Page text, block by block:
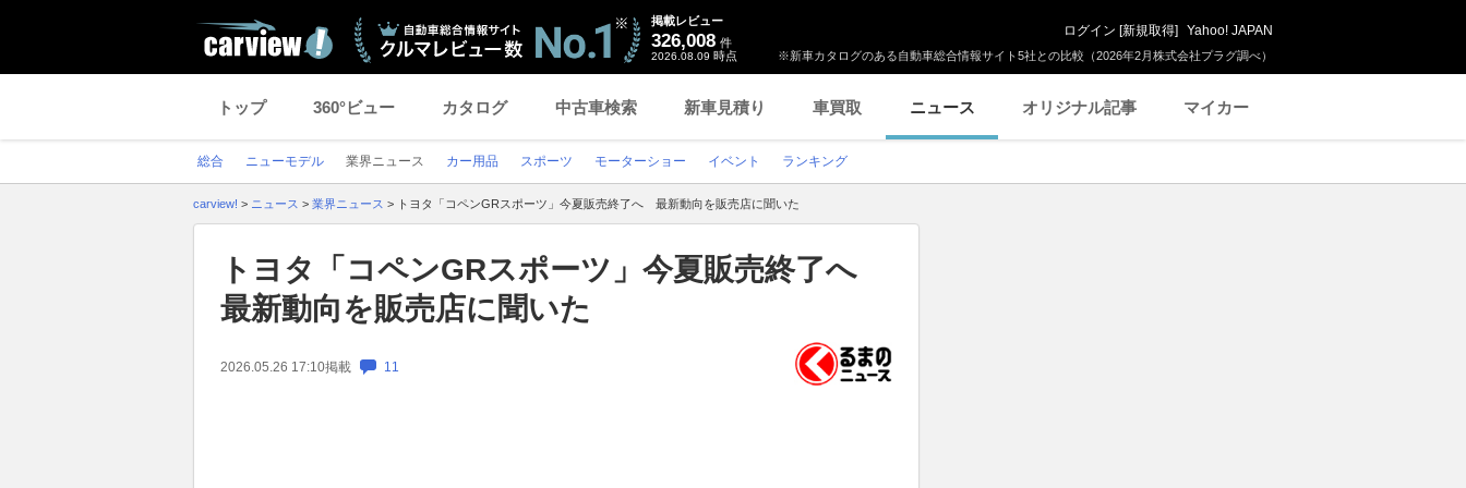
※新車カタログのある自動車総合情報サイト5社との比較（2026年2月株式会社プラグ調べ）
掲載レビュー
326,008 件
2026.08.09 時点
ログイン [新規取得] Yahoo! JAPAN
トップ 360°ビュー カタログ 中古車検索 新車見積り 車買取 ニュース オリジナル記事 マイカー
総合 ニューモデル 業界ニュース カー用品 スポーツ モーターショー イベント ランキング
carview! > ニュース > 業界ニュース > トヨタ「コペンGRスポーツ」今夏販売終了へ 最新動向を販売店に聞いた
トヨタ「コペンGRスポーツ」今夏販売終了へ
最新動向を販売店に聞いた
2026.05.26 17:10掲載 11